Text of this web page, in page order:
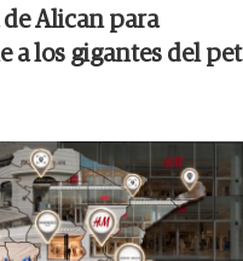
Alican para
a los gigantes del pet